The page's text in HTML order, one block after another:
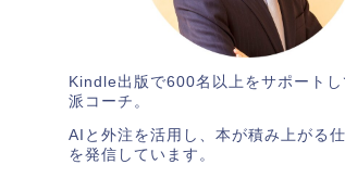
Kindle出版で600名以上をサポートし
派コーチ。
AIと外注を活用し、本が積み上がる
を発信しています。